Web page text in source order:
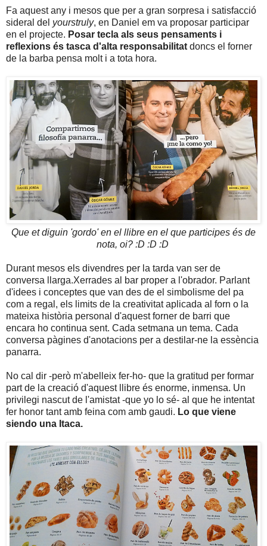
Fa aquest any i mesos que per a gran sorpresa i satisfacció
sideral del yourstruly, en Daniel em va proposar participar
en el projecte. Posar tecla als seus pensaments i
reflexions és tasca d'alta responsabilitat doncs el forner
de la barba pensa molt i a tota hora.
Que et diguin 'gordo' en el llibre en el que participes és de
nota, oi? :D :D :D
Durant mesos els divendres per la tarda van ser de
conversa llarga.Xerrades al bar proper a l'obrador. Parlant
d'idees i conceptes que van des de el simbolisme del pa
com a regal, els limits de la creativitat aplicada al forn o la
mateixa història personal d'aquest forner de barri que
encara ho continua sent. Cada setmana un tema. Cada
conversa pàgines d'anotacions per a destilar-ne la essència
panarra.
No cal dir -però m'abelleix fer-ho- que la gratitud per formar
part de la creació d'aquest llibre és enorme, inmensa. Un
privilegi nascut de l'amistat -que yo lo sé- al que he intentat
fer honor tant amb feina com amb gaudi. Lo que viene
siendo una Itaca.